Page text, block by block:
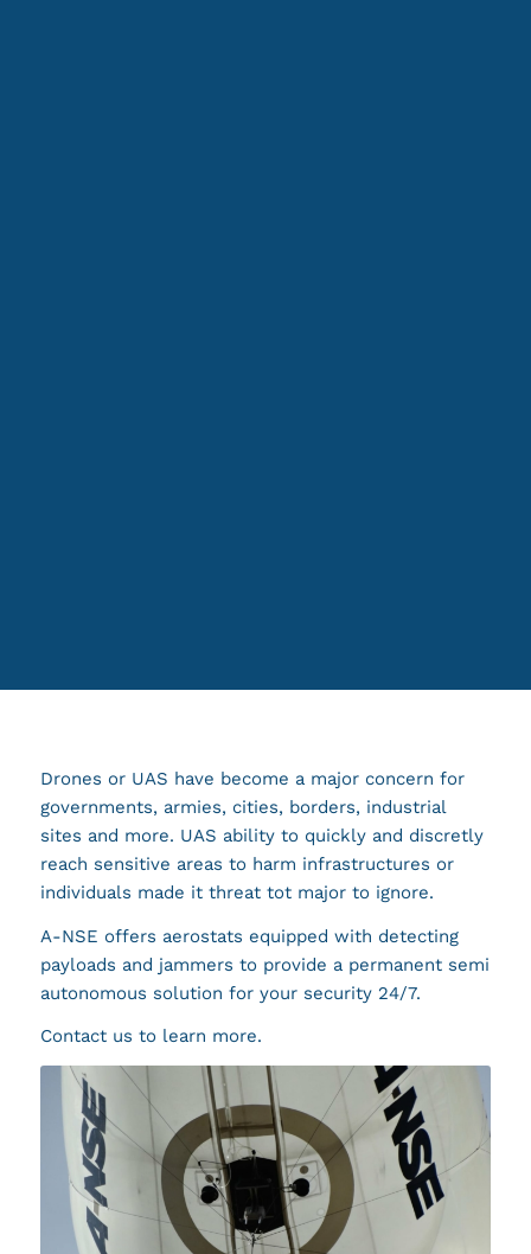
Drones or UAS have become a major concern for
governments, armies, cities, borders, industrial
sites and more. UAS ability to quickly and discretly
reach sensitive areas to harm infrastructures or
individuals made it threat tot major to ignore.
A-NSE offers aerostats equipped with detecting
payloads and jammers to provide a permanent semi
autonomous solution for your security 24/7.
Contact us to learn more.